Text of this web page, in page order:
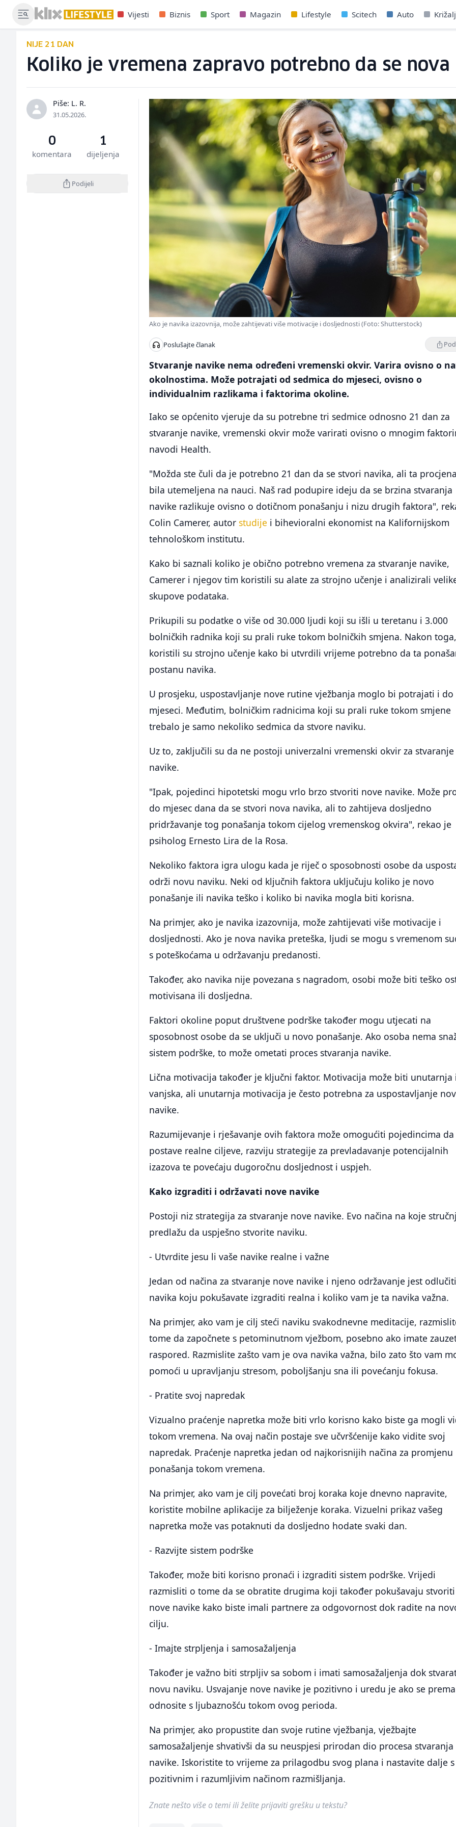
Vijesti Biznis Sport Magazin Lifestyle Scitech Auto
NIJE 21 DAN
Koliko je vremena zapravo potrebno da se
Piše: L. R.
31.05.2026.
0
komentara
1
dijeljenja
Podijeli
Ako je navika izazovnija, može zahtijevati više motivacije i dosljednosti (Foto: Shutterstock)
Poslušajte članak
Stvaranje navike nema određeni vremenski okvir. Varira ovisno o
okolnostima. Može potrajati od sedmica do mjeseci, ovisno o
individualnim razlikama i faktorima okoline.
Iako se općenito vjeruje da su potrebne tri sedmice odnosno 21 dan za
stvaranje navike, vremenski okvir može varirati ovisno o mnogim
navodi Health.
"Možda ste čuli da je potrebno 21 dan da se stvori navika, ali ta
bila utemeljena na nauci. Naš rad podupire ideju da se brzina stvaranja
navike razlikuje ovisno o dotičnom ponašanju i nizu drugih faktora",
Colin Camerer, autor studije i bihevioralni ekonomist na Kalifornijskom
tehnološkom institutu.
Kako bi saznali koliko je obično potrebno vremena za stvaranje navike,
Camerer i njegov tim koristili su alate za strojno učenje i analizirali
skupove podataka.
Prikupili su podatke o više od 30.000 ljudi koji su išli u teretanu i 3.000
bolničkih radnika koji su prali ruke tokom bolničkih smjena. Nakon toga,
koristili su strojno učenje kako bi utvrdili vrijeme potrebno da ta
postanu navika.
U prosjeku, uspostavljanje nove rutine vježbanja moglo bi potrajati i do
mjeseci. Međutim, bolničkim radnicima koji su prali ruke tokom smjene
trebalo je samo nekoliko sedmica da stvore naviku.
Uz to, zaključili su da ne postoji univerzalni vremenski okvir za stvaranje
navike.
"Ipak, pojedinci hipotetski mogu vrlo brzo stvoriti nove navike. Može
do mjesec dana da se stvori nova navika, ali to zahtijeva dosljedno
pridržavanje tog ponašanja tokom cijelog vremenskog okvira", rekao je
psiholog Ernesto Lira de la Rosa.
Nekoliko faktora igra ulogu kada je riječ o sposobnosti osobe da
održi novu naviku. Neki od ključnih faktora uključuju koliko je novo
ponašanje ili navika teško i koliko bi navika mogla biti korisna.
Na primjer, ako je navika izazovnija, može zahtijevati više motivacije i
dosljednosti. Ako je nova navika preteška, ljudi se mogu s vremenom
s poteškoćama u održavanju predanosti.
Također, ako navika nije povezana s nagradom, osobi može biti teško
motivisana ili dosljedna.
Faktori okoline poput društvene podrške također mogu utjecati na
sposobnost osobe da se uključi u novo ponašanje. Ako osoba nema
sistem podrške, to može ometati proces stvaranja navike.
Lična motivacija također je ključni faktor. Motivacija može biti unutarnja
vanjska, ali unutarnja motivacija je često potrebna za uspostavljanje
navike.
Razumijevanje i rješavanje ovih faktora može omogućiti pojedincima da
postave realne ciljeve, razviju strategije za prevladavanje potencijalnih
izazova te povećaju dugoročnu dosljednost i uspjeh.
Kako izgraditi i održavati nove navike
Postoji niz strategija za stvaranje nove navike. Evo načina na koje
predlažu da uspješno stvorite naviku.
- Utvrdite jesu li vaše navike realne i važne
Jedan od načina za stvaranje nove navike i njeno održavanje jest
navika koju pokušavate izgraditi realna i koliko vam je ta navika važna.
Na primjer, ako vam je cilj steći naviku svakodnevne meditacije,
tome da započnete s petominutnom vježbom, posebno ako imate
raspored. Razmislite zašto vam je ova navika važna, bilo zato što vam
pomoći u upravljanju stresom, poboljšanju sna ili povećanju fokusa.
- Pratite svoj napredak
Vizualno praćenje napretka može biti vrlo korisno kako biste ga mogli
tokom vremena. Na ovaj način postaje sve učvršćenije kako vidite svoj
napredak. Praćenje napretka jedan od najkorisnijih načina za promjenu
ponašanja tokom vremena.
Na primjer, ako vam je cilj povećati broj koraka koje dnevno napravite,
koristite mobilne aplikacije za bilježenje koraka. Vizuelni prikaz vašeg
napretka može vas potaknuti da dosljedno hodate svaki dan.
- Razvijte sistem podrške
Također, može biti korisno pronaći i izgraditi sistem podrške. Vrijedi
razmisliti o tome da se obratite drugima koji također pokušavaju stvoriti
nove navike kako biste imali partnere za odgovornost dok radite na
cilju.
- Imajte strpljenja i samosažaljenja
Također je važno biti strpljiv sa sobom i imati samosažaljenja dok
novu naviku. Usvajanje nove navike je pozitivno i uredu je ako se
odnosite s ljubaznošću tokom ovog perioda.
Na primjer, ako propustite dan svoje rutine vježbanja, vježbajte
samosažaljenje shvativši da su neuspjesi prirodan dio procesa stvaranja
navike. Iskoristite to vrijeme za prilagodbu svog plana i nastavite dalje s
pozitivnim i razumljivim načinom razmišljanja.
Znate nešto više o temi ili želite prijaviti grešku u tekstu?